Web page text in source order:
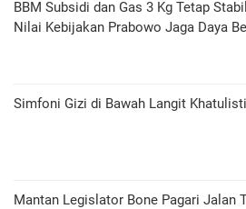
BBM Subsidi dan Gas 3 Kg Tetap
Nilai Kebijakan Prabowo Jaga Daya
​Simfoni Gizi di Bawah Langit
Mantan Legislator Bone Pagari Jalan